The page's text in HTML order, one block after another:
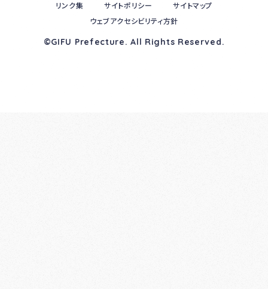
©GIFU Prefecture. All Rights Reserved.
リンク集 サイトポリシー
サイトマップ
ウェブアクセシビリティ方針